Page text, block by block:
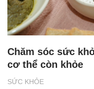
SỨC KHỎE
Chăm sóc sức
cơ thể còn khỏe